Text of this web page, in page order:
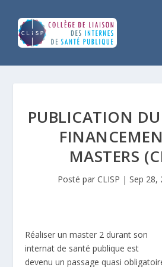
PUBLICATION
MASTERS
Posté par CLISP | Sep 28,
Réaliser un master 2 durant son
internat de santé publique est
devenu un passage quasi